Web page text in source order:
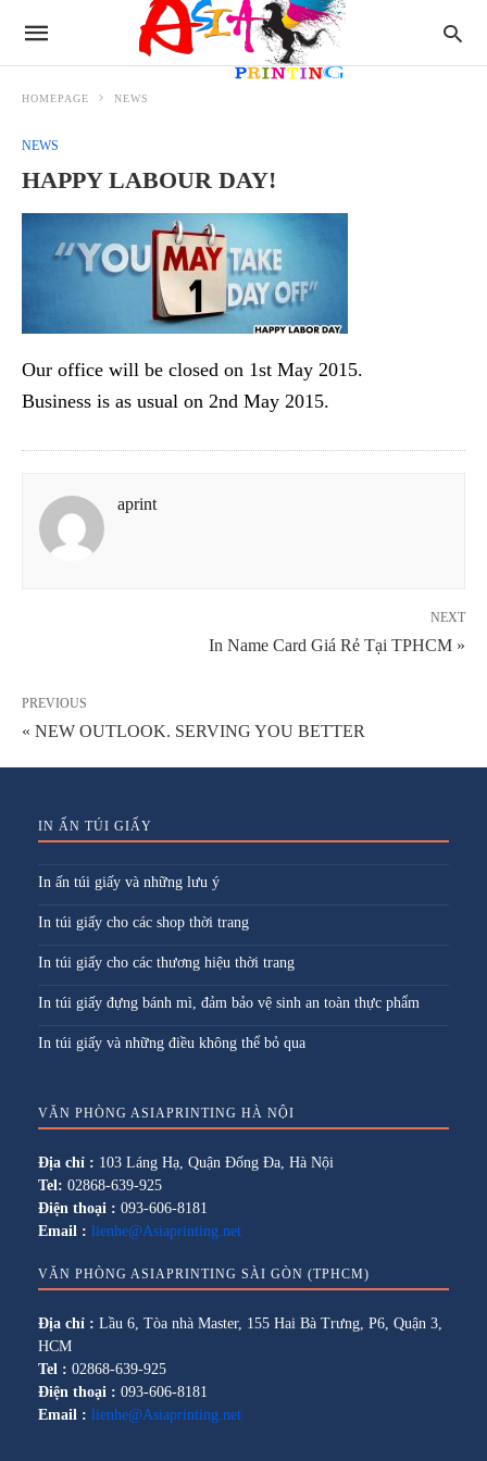
HOMEPAGE NEWS
NEWS
HAPPY LABOUR DAY!
Our office will be closed on 1st May 2015.
Business is as usual on 2nd May 2015.
aprint
NEXT
In Name Card Giá Rẻ Tại TPHCM »
PREVIOUS
« NEW OUTLOOK. SERVING YOU BETTER
IN ẤN TÚI GIẤY
In ấn túi giấy và những lưu ý
In túi giấy cho các shop thời trang
In túi giấy cho các thương hiệu thời trang
In túi giấy đựng bánh mì, đảm bảo vệ sinh an toàn thực phẩm
In túi giấy và những điều không thể bỏ qua
VĂN PHÒNG ASIAPRINTING HÀ NỘI
Địa chỉ : 103 Láng Hạ, Quận Đống Đa, Hà Nội
Tel: 02868-639-925
Điện thoại : 093-606-8181
Email : lienhe@Asiaprinting.net
VĂN PHÒNG ASIAPRINTING SÀI GÒN (TPHCM)
Địa chỉ : Lầu 6, Tòa nhà Master, 155 Hai Bà Trưng, P6, Quận 3,
HCM
Tel : 02868-639-925
Điện thoại : 093-606-8181
Email : lienhe@Asiaprinting.net